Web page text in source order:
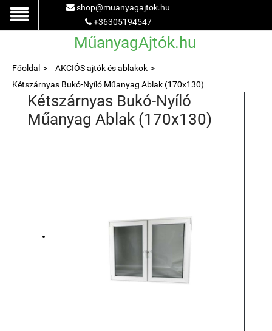
shop@muanyagajtok.hu
+36305194547
MűanyagAjtók.hu
Főoldal
AKCIÓS ajtók és ablakok
Kétszárnyas Bukó-Nyíló Műanyag Ablak (170x130)
Kétszárnyas Bukó-Nyíló
Műanyag Ablak (170x130)